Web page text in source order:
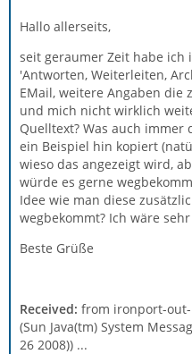
Hallo allerseits,
seit geraumer Zeit habe ich
'Antworten, Weiterleiten,
EMail, weitere Angaben die
und mich nicht wirklich
Quelltext? Was auch
ein Beispiel hin kopiert
wieso das angezeigt wird,
würde es gerne
Idee wie man diese
wegbekommt? Ich wäre
Beste Grüße
Received: from ironport-
(Sun Java(tm) System
26 2008)) ...